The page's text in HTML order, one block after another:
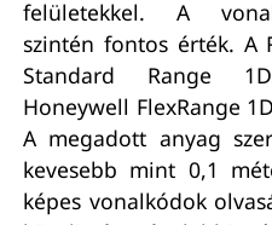
felületekkel. A
szintén fontos érték. A
Standard Range
Honeywell FlexRange
A megadott anyag
kevesebb mint 0,1
képes vonalkódok